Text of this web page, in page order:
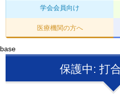
学会会員向け
医療機関の方へ
base
保護中: 打